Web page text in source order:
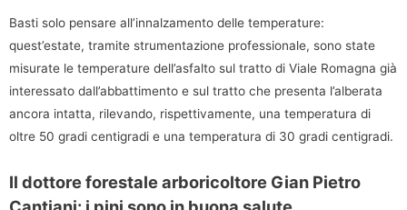
Basti solo pensare all’innalzamento delle temperature:
quest’estate, tramite strumentazione professionale, sono state
misurate le temperature dell’asfalto sul tratto di Viale Romagna già
interessato dall’abbattimento e sul tratto che presenta l’alberata
ancora intatta, rilevando, rispettivamente, una temperatura di
oltre 50 gradi centigradi e una temperatura di 30 gradi centigradi.
Il dottore forestale arboricoltore Gian Pietro